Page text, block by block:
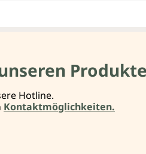
Hotline.
Kontaktmöglichkeiten.